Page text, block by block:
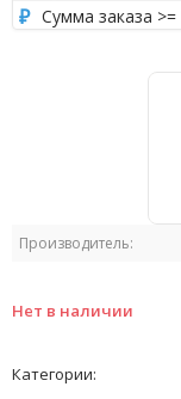
Производитель:
Нет в наличии
Сумма заказа >=
Категории: